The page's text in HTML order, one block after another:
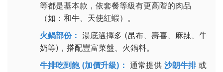
等都是基本款，依套餐等級有更高階的肉品
（如：和牛、天使紅蝦）。
火鍋部份： 湯底選擇多 (昆布、壽喜、麻辣、牛
奶等)，搭配豐富菜盤、火鍋料。
牛排吃到飽 (加價升級)： 通常提供 沙朗牛排或